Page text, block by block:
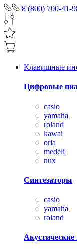
8 (800) 700-41-
Клавишные
Цифровые
casio
yamaha
roland
kawai
orla
medeli
nux
Синтезаторы
casio
yamaha
roland
Акустические